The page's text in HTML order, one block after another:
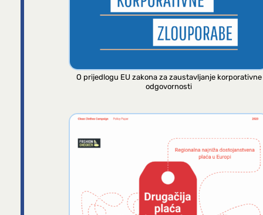
O prijedlogu EU zakona za zaustavljanje korporativne
odgovornosti